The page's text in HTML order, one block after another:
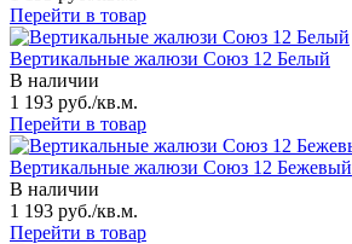
Перейти в товар
Вертикальные жалюзи Союз 12 Белый
В наличии
1 193 руб./кв.м.
Перейти в товар
Вертикальные жалюзи Союз 12 Бежевый
В наличии
1 193 руб./кв.м.
Перейти в товар